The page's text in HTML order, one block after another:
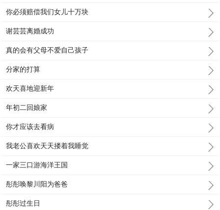
你必须赔偿我们女儿十万块
谢芸芸离婚成功
真的会有父母不爱自己孩子
分家的打算
欢天喜地迎新年
年初二回娘家
你才应该去看病
我老公喜欢天天搂着我睡觉
一家三口游海洋王国
彤彤唤黎川阳为爸爸
彤彤过生日